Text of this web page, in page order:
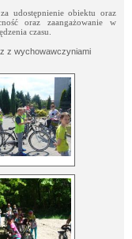
udostępnienie obiektu oraz
oraz zaangażowanie w
czasu.